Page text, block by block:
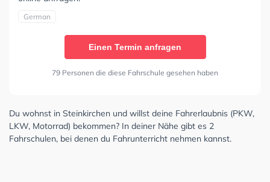
German
Einen Termin anfragen
79 Personen die diese Fahrschule gesehen haben
Du wohnst in Steinkirchen und willst deine Fahrerlaubnis (PKW,
LKW, Motorrad) bekommen? In deiner Nähe gibt es 2
Fahrschulen, bei denen du Fahrunterricht nehmen kannst.